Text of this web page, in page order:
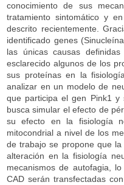
conocimiento de sus
tratamiento sintomático y
descrito recientemente.
identificado genes
las únicas causas
esclarecido algunos de los
sus proteínas en la
analizar en un modelo de
que participa el gen Pink1 y
busca simular el efecto de
su efecto en la fisiología
mitocondrial a nivel de los
de trabajo se propone que
alteración en la fisiología
mecanismos de autofagia,
CAD serán transfectadas